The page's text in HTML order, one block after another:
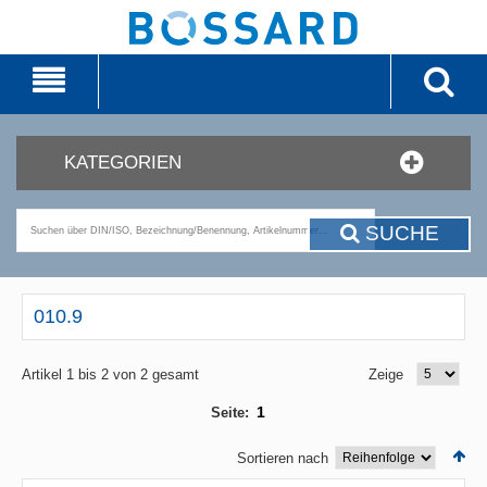
KATEGORIEN
SUCHE
010.9
Artikel 1 bis 2 von 2 gesamt Zeige
Seite: 1
Sortieren nach